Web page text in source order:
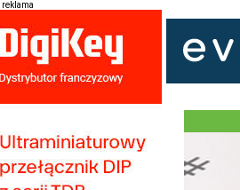
reklama